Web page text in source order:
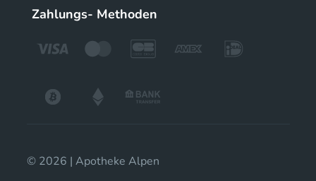
Zahlungs- Methoden
© 2026 | Apotheke Alpen